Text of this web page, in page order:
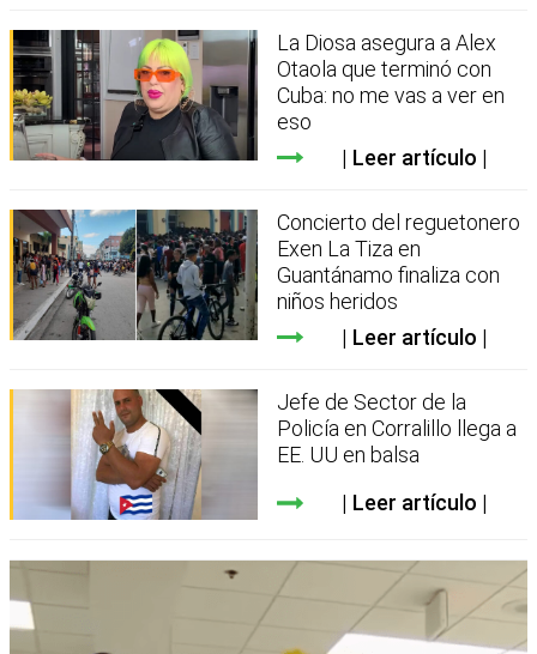
La Diosa asegura a Alex
Otaola que terminó con
Cuba: no me vas a ver en
eso
Leer artículo
Concierto del reguetonero
Exen La Tiza en
Guantánamo finaliza con
niños heridos
Leer artículo
Jefe de Sector de la
Policía en Corralillo llega a
EE. UU en balsa
Leer artículo